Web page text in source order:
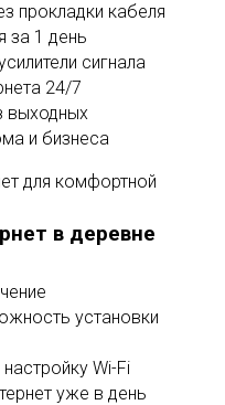
прокладки кабеля
за 1 день
сигнала
24/7
выходных
и бизнеса
для комфортной
в деревне
установки
Wi-Fi
уже в день